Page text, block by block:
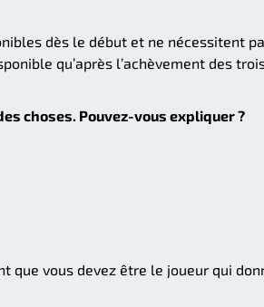
dès le début et ne nécessitent
qu’après l’achèvement des
choses. Pouvez-vous expliquer ?
que vous devez être le joueur qui